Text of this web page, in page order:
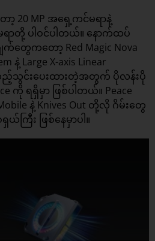
ာ့ 20 MP အရှေ့ကင်မရာနဲ့
ရာတို့ ပါဝင်ပါတယ်။ နောက်ထပ်
တွေကတော့ Red Magic Nova
နဲ့ Large X-axis Linear
ည့်သွင်းပေးထားတဲ့အတွက် ပိုလန်းပို
ကို ရရှိမှာ ဖြစ်ပါတယ်။ Peace
Mobile နဲ့ Knives Out တို့လို ဂိမ်းတွေ
ြီး ဖြစ်နေမှာပါ။